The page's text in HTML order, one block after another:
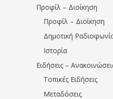
Προφίλ – Διοίκηση
Προφίλ – Διοίκηση
Δημοτική
Ιστορία
Ειδήσεις –
Τοπικές Ειδήσεις
Μεταδόσεις